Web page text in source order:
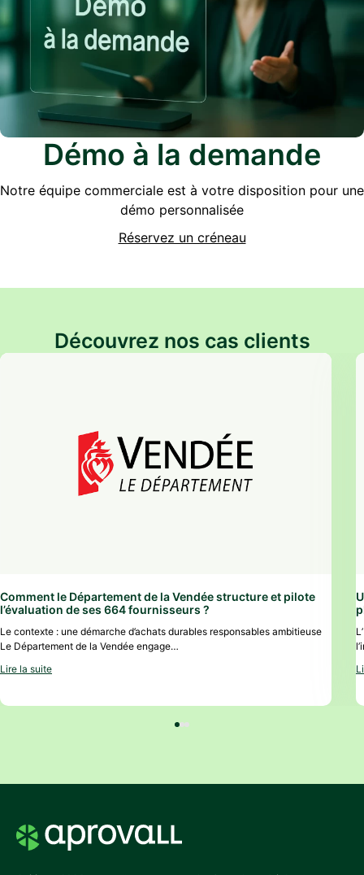
Démo à la demande
Notre équipe commerciale est à votre disposition pour une
démo personnalisée
Réservez un créneau
Découvrez nos cas clients
Comment le Département de la Vendée structure et pilote
l’évaluation de ses 664 fournisseurs ?
Le contexte : une démarche d’achats durables responsables ambitieuse
Le Département de la Vendée engage…
Lire la suite